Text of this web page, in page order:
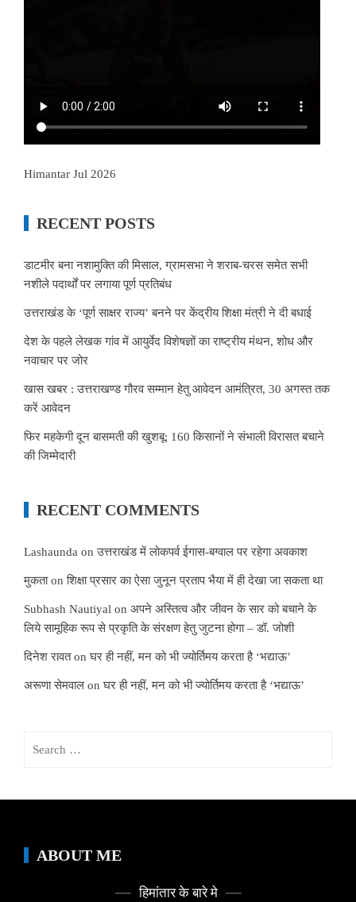
Himantar Jul 2026
RECENT POSTS
डाटमीर बना नशामुक्ति की मिसाल, ग्रामसभा ने शराब-चरस समेत सभी
नशीले पदार्थों पर लगाया पूर्ण प्रतिबंध
उत्तराखंड के ‘पूर्ण साक्षर राज्य’ बनने पर केंद्रीय शिक्षा मंत्री ने दी बधाई
देश के पहले लेखक गांव में आयुर्वेद विशेषज्ञों का राष्ट्रीय मंथन, शोध और
नवाचार पर जोर
खास खबर : उत्तराखण्ड गौरव सम्मान हेतु आवेदन आमंत्रित, 30 अगस्त तक
करें आवेदन
फिर महकेगी दून बासमती की खुशबू: 160 किसानों ने संभाली विरासत बचाने
की जिम्मेदारी
RECENT COMMENTS
Lashaunda onउत्तराखंड में लोकपर्व ईगास-बग्वाल पर रहेगा अवकाश
मुकताonशिक्षा प्रसार का ऐसा जुनून प्रताप भैया में ही देखा जा सकता था
Subhash Nautiyal on अपने अस्तित्व और जीवन के सार को बचाने के
लिये सामूहिक रूप से प्रकृति के संरक्षण हेतु जुटना होगा – डॉ. जोशी
दिनेश रावतonघर ही नहीं, मन को भी ज्योर्तिमय करता है ‘भद्याऊ’
अरूणा सेमवाल onघर ही नहीं, मन को भी ज्योर्तिमय करता है ‘भद्याऊ’
ABOUT ME
हिमांतार के बारे मे